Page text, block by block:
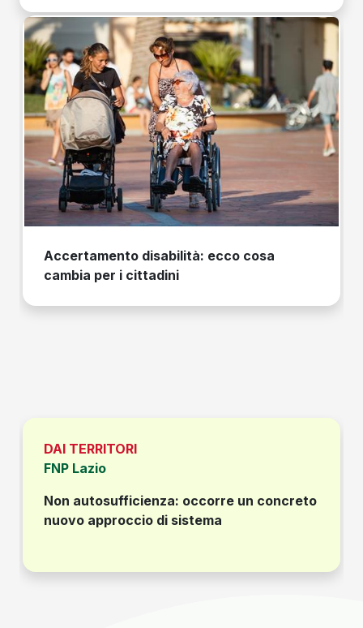
Accertamento disabilità: ecco cosa
cambia per i cittadini
DAI TERRITORI
FNP Lazio
Non autosufficienza: occorre un concreto
nuovo approccio di sistema